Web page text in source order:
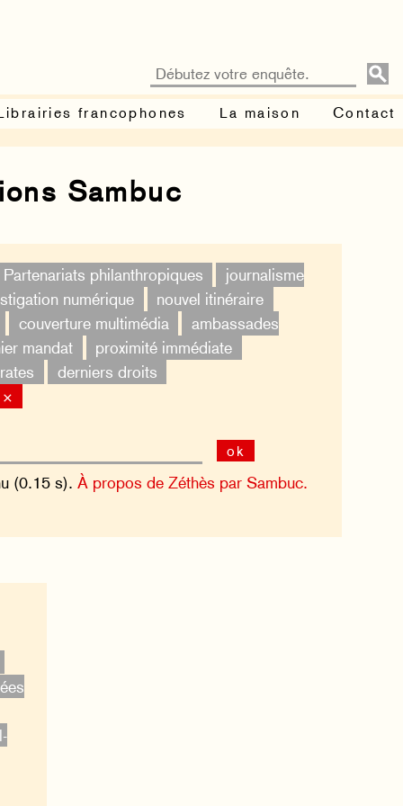
francophones La maison Contact
Sambuc
Partenariats philanthropiques
journalisme
numérique
nouvel itinéraire
couverture multimédia
ambassades
mandat
proximité immédiate
derniers droits
×
ok
(0.15 s). À propos de Zéthès par Sambuc.